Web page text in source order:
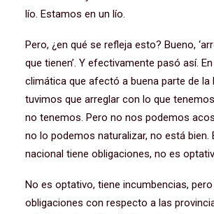
lío. Estamos en un lío.
Pero, ¿en qué se refleja esto? Bueno,
que tienen’. Y efectivamente pasó así.
climática que afectó a buena parte de la
tuvimos que arreglar con lo que
no tenemos. Pero no nos podemos
no lo podemos naturalizar, no está bien.
nacional tiene obligaciones, no es
No es optativo, tiene incumbencias,
obligaciones con respecto a las